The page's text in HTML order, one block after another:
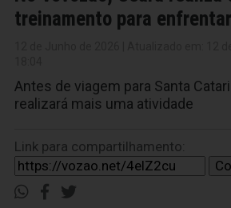
treinamento para
Antes de viagem para Santa
realizará mais uma atividade
Link para compartilhamento: